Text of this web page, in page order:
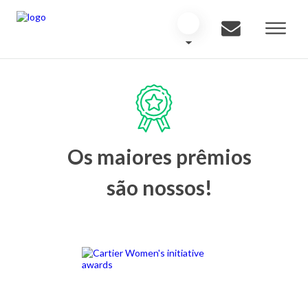
Os maiores prêmios
são nossos!